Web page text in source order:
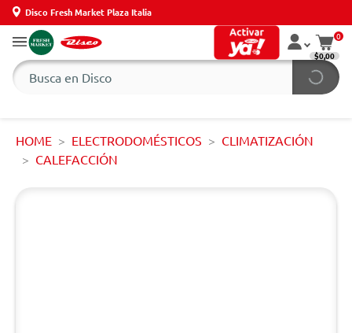
Disco Fresh Market Plaza Italia
0
$0,00
HOME ELECTRODOMÉSTICOS
CLIMATIZACIÓN
CALEFACCIÓN